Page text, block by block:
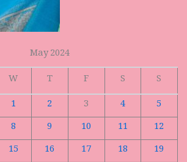
May 2024
W T F S
S
1
2 3 4
5
8 9 10 11
12
15 16 17 18
19